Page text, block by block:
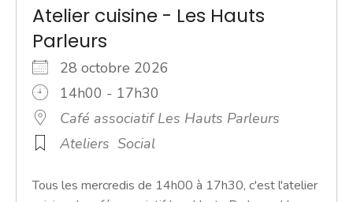
Atelier cuisine - Les Hauts
Parleurs
28 octobre 2026
14h00 - 17h30
Café associatif Les Hauts Parleurs
Ateliers Social
Tous les mercredis de 14h00 à 17h30, c'est l'atelier